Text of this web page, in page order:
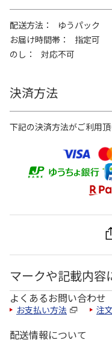
配送方法
ゆうパック
お届け時間帯
指定可
のし
対応不可
決済方法
下記の決済方法がご利用頂
マークや記載内容
よくあるお問い合わせ
お支払い方法 注
配送情報について